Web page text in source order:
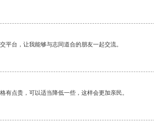
平台，让我能够与志同道合的朋友一起交流。
有点贵，可以适当降低一些，这样会更加亲民。